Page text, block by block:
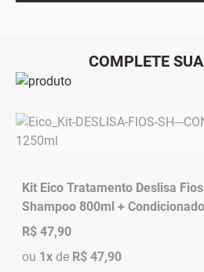
COMPLETE
Kit Eico Tratamento Deslisa Fios
Shampoo 800ml +
450ml (2 Produtos)
R$ 47,90
ou 1x de R$ 47,90